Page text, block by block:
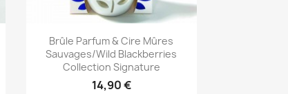
Aperçu rapide
Brûle Parfum & Cire Mûres
Sauvages/Wild Blackberries
Collection Signature
14,90 €